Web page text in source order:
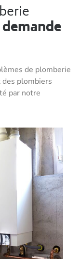
de plomberie
des plombiers
par notre